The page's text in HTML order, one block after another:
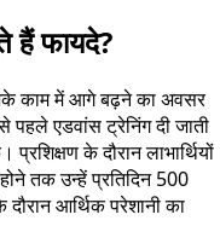
हैं फायदे?
काम में आगे बढ़ने का अवसर
पहले एडवांस ट्रेनिंग दी जाती
के दौरान लाभार्थियों
तक उन्हें प्रतिदिन 500
दौरान आर्थिक परेशानी का